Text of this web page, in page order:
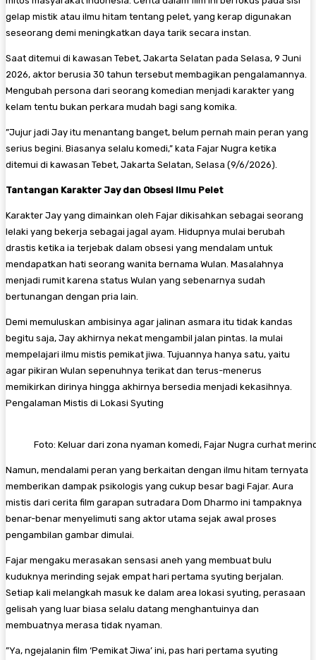
gelap mistik atau ilmu hitam tentang pelet, yang kerap digunakan
seseorang demi meningkatkan daya tarik secara instan.
​Saat ditemui di kawasan Tebet, Jakarta Selatan pada Selasa, 9 Juni
2026, aktor berusia 30 tahun tersebut membagikan pengalamannya.
Mengubah persona dari seorang komedian menjadi karakter yang
kelam tentu bukan perkara mudah bagi sang komika.
​”Jujur jadi Jay itu menantang banget, belum pernah main peran yang
serius begini. Biasanya selalu komedi,” kata Fajar Nugra ketika
ditemui di kawasan Tebet, Jakarta Selatan, Selasa (9/6/2026).
Tantangan Karakter Jay dan Obsesi Ilmu Pelet
​Karakter Jay yang dimainkan oleh Fajar dikisahkan sebagai seorang
lelaki yang bekerja sebagai jagal ayam. Hidupnya mulai berubah
drastis ketika ia terjebak dalam obsesi yang mendalam untuk
mendapatkan hati seorang wanita bernama Wulan. Masalahnya
menjadi rumit karena status Wulan yang sebenarnya sudah
bertunangan dengan pria lain.
​Demi memuluskan ambisinya agar jalinan asmara itu tidak kandas
begitu saja, Jay akhirnya nekat mengambil jalan pintas. Ia mulai
mempelajari ilmu mistis pemikat jiwa. Tujuannya hanya satu, yaitu
agar pikiran Wulan sepenuhnya terikat dan terus-menerus
memikirkan dirinya hingga akhirnya bersedia menjadi kekasihnya.
​Pengalaman Mistis di Lokasi Syuting
Foto: Keluar dari zona nyaman komedi, Fajar Nugra curhat
​Namun, mendalami peran yang berkaitan dengan ilmu hitam ternyata
memberikan dampak psikologis yang cukup besar bagi Fajar. Aura
mistis dari cerita film garapan sutradara Dom Dharmo ini tampaknya
benar-benar menyelimuti sang aktor utama sejak awal proses
pengambilan gambar dimulai.
​Fajar mengaku merasakan sensasi aneh yang membuat bulu
kuduknya merinding sejak empat hari pertama syuting berjalan.
Setiap kali melangkah masuk ke dalam area lokasi syuting, perasaan
gelisah yang luar biasa selalu datang menghantuinya dan
membuatnya merasa tidak nyaman.
​”Ya, ngejalanin film ‘Pemikat Jiwa’ ini, pas hari pertama syuting